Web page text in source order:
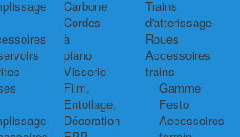
Carbone
Cordes
à
piano
Visserie
Film,
Entoilage,
Décoration
Trains
d'atterissage
Roues
Accessoires
trains
Gamme
Festo
Accessoires